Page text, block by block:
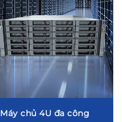
Máy chủ 4U đa công